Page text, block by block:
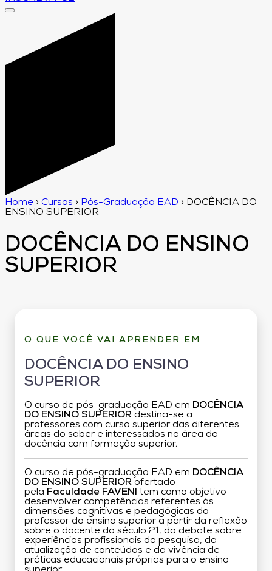
Home › Cursos › Pós-Graduação EAD › DOCÊNCIA DO
ENSINO SUPERIOR
DOCÊNCIA DO ENSINO
SUPERIOR
O QUE VOCÊ VAI APRENDER EM
DOCÊNCIA DO ENSINO
SUPERIOR
O curso de pós-graduação EAD em DOCÊNCIA
DO ENSINO SUPERIOR destina-se a
professores com curso superior das diferentes
áreas do saber e interessados na área da
docência com formação superior.
O curso de pós-graduação EAD em DOCÊNCIA
DO ENSINO SUPERIOR ofertado
pela Faculdade FAVENI
tem como objetivo
desenvolver competências referentes às
dimensões cognitivas e pedagógicas do
professor do ensino superior a partir da reflexão
sobre o docente do século 21, do debate sobre
experiências profissionais da pesquisa, da
atualização de conteúdos e da vivência de
práticas educacionais próprias para o ensino